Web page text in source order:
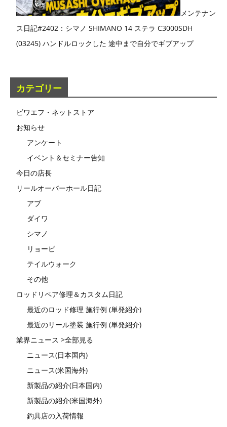
メンテナン
ス日記#2402：シマノ SHIMANO 14 ステラ C3000SDH
(03245) ハンドルロックした 途中まで自分でギブアップ
カテゴリー
ビワエフ・ネットストア
お知らせ
アンケート
イベント＆セミナー告知
今日の店長
リールオーバーホール日記
アブ
ダイワ
シマノ
リョービ
テイルウォーク
その他
ロッドリペア修理＆カスタム日記
最近のロッド修理 施行例 (単発紹介)
最近のリール塗装 施行例 (単発紹介)
業界ニュース >全部見る
ニュース(日本国内)
ニュース(米国海外)
新製品の紹介(日本国内)
新製品の紹介(米国海外)
釣具店の入荷情報